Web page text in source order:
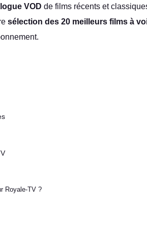
VOD de films récents et
sélection des 20 meilleurs films à
Royale-TV ?